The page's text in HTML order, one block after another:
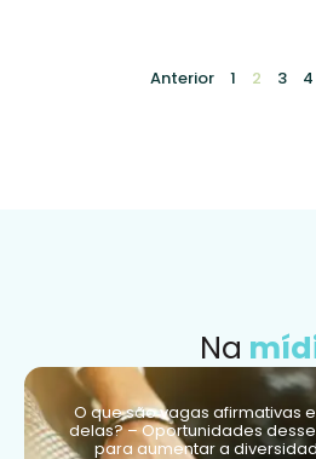
Anterior 1 2 3 4
Na
O que são vagas afirmativas
delas? – Oportunidades
para aumentar a